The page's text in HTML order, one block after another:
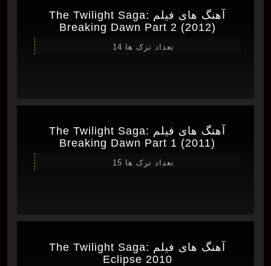
آهنگ های فیلم The Twilight Saga:
Breaking Dawn Part 2 (2012)
تعداد ترک ها 14
آهنگ های فیلم The Twilight Saga:
Breaking Dawn Part 1 (2011)
تعداد ترک ها 15
آهنگ های فیلم The Twilight Saga:
Eclipse 2010